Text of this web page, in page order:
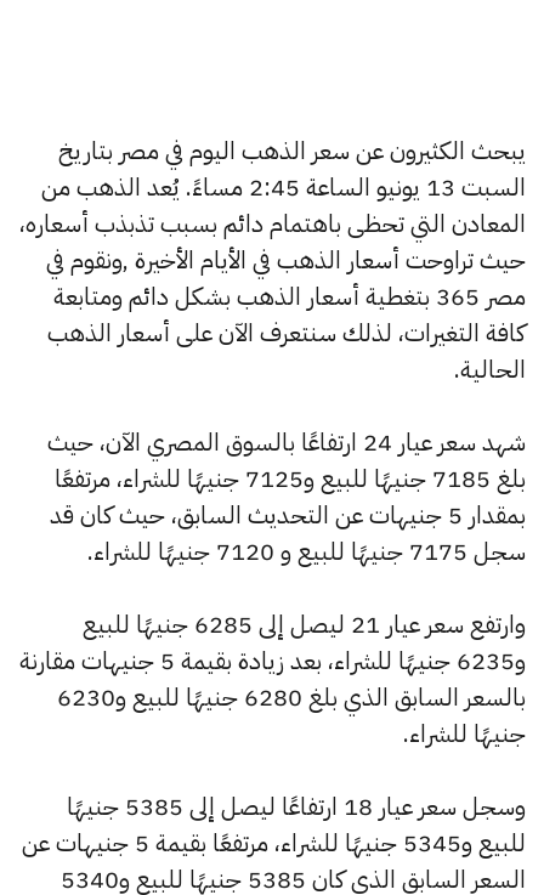
يبحث الكثيرون عن سعر الذهب اليوم في مصر بتاريخ
السبت 13 يونيو الساعة 2:45 مساءً. يُعد الذهب من
المعادن التي تحظى باهتمام دائم بسبب تذبذب أسعاره،
حيث تراوحت أسعار الذهب في الأيام الأخيرة ,ونقوم في
مصر 365 بتغطية أسعار الذهب بشكل دائم ومتابعة
كافة التغيرات، لذلك سنتعرف الآن على أسعار الذهب
الحالية.
شهد سعر عيار 24 ارتفاعًا بالسوق المصري الآن، حيث
بلغ 7185 جنيهًا للبيع و7125 جنيهًا للشراء، مرتفعًا
بمقدار 5 جنيهات عن التحديث السابق، حيث كان قد
سجل 7175 جنيهًا للبيع و 7120 جنيهًا للشراء.
وارتفع سعر عيار 21 ليصل إلى 6285 جنيهًا للبيع
و6235 جنيهًا للشراء، بعد زيادة بقيمة 5 جنيهات مقارنة
بالسعر السابق الذي بلغ 6280 جنيهًا للبيع و6230
جنيهًا للشراء.
وسجل سعر عيار 18 ارتفاعًا ليصل إلى 5385 جنيهًا
للبيع و5345 جنيهًا للشراء، مرتفعًا بقيمة 5 جنيهات عن
السعر السابق الذي كان 5385 جنيهًا للبيع و5340